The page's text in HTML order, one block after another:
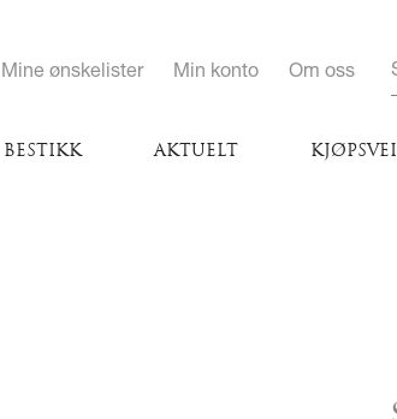
Mine ønskelister Min konto Om oss
BESTIKK AKTUELT